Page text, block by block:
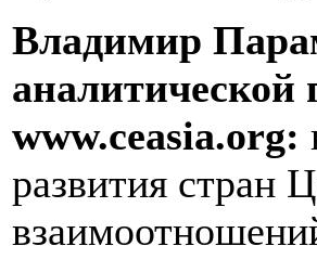
Владимир
www.ceasia.org:
развития стран